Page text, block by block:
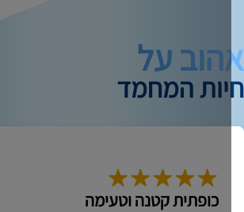
על
המחמד
כופתית קטנה וטעימה